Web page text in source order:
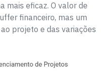
mais eficaz. O valor de
financeiro, mas um
projeto e das variações